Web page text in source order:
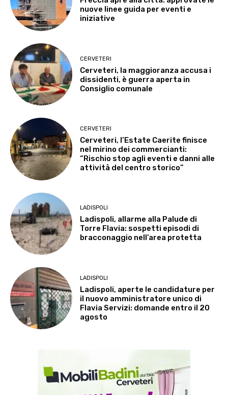
nuove linee guida per eventi e
iniziative
CERVETERI
Cerveteri, la maggioranza accusa i
dissidenti, è guerra aperta in
Consiglio comunale
CERVETERI
Cerveteri, l’Estate Caerite finisce
nel mirino dei commercianti:
“Rischio stop agli eventi e danni alle
attività del centro storico”
LADISPOLI
Ladispoli, allarme alla Palude di
Torre Flavia: sospetti episodi di
bracconaggio nell’area protetta
LADISPOLI
Ladispoli, aperte le candidature per
il nuovo amministratore unico di
Flavia Servizi: domande entro il 20
agosto